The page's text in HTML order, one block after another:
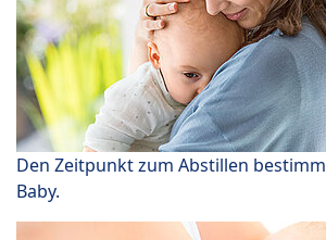
Den Zeitpunkt zum Abstillen
Baby.